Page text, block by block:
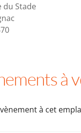
du Stade
à
à cet